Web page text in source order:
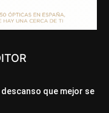
que mejor se